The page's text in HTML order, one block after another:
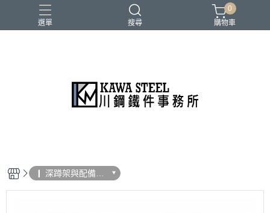
選單 搜尋
二柱／四柱／農夫架
史密斯／ Cable飛鳥高低拉
地雷管／練背下拉配件
槓片／啞鈴／壺鈴
0
購物車
❙ 深蹲架與配備選
購